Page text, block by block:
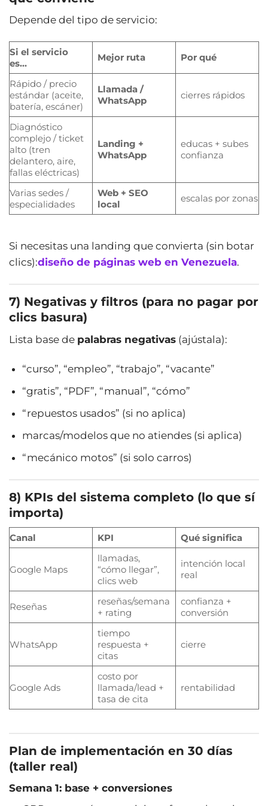
Depende del tipo de servicio:
Si el servicio
es…
Mejor ruta Por qué
Rápido / precio
estándar (aceite,
batería, escáner)
Llamada /
WhatsApp
cierres rápidos
Diagnóstico
complejo / ticket
alto (tren
delantero, aire,
fallas eléctricas)
Landing +
WhatsApp
educas + subes
confianza
Varias sedes /
especialidades
Web + SEO
local
escalas por zonas
Si necesitas una landing que convierta (sin botar
clics):diseño de páginas web en Venezuela.
7) Negativas y filtros (para no pagar por
clics basura)
Lista base de palabras negativas (ajústala):
“curso”, “empleo”, “trabajo”, “vacante”
“gratis”, “PDF”, “manual”, “cómo”
“repuestos usados” (si no aplica)
marcas/modelos que no atiendes (si aplica)
“mecánico motos” (si solo carros)
8) KPIs del sistema completo (lo que sí
importa)
Canal KPI Qué significa
Google Maps
llamadas,
“cómo llegar”,
clics web
intención local
real
Reseñas
reseñas/semana
+ rating
confianza +
conversión
WhatsApp
tiempo
respuesta +
citas
cierre
Google Ads
costo por
llamada/lead +
tasa de cita
rentabilidad
Plan de implementación en 30 días
(taller real)
Semana 1: base + conversiones